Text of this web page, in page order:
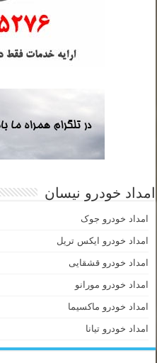
امداد خودرو نیسان
امداد خودرو جوک
امداد خودرو ایکس تریل
امداد خودرو قشقایی
امداد خودرو مورانو
امداد خودرو ماکسیما
امداد خودرو تیانا